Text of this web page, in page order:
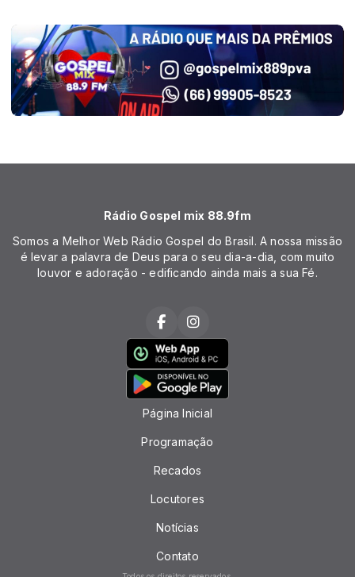
Rádio Gospel mix 88.9fm
Somos a Melhor Web Rádio Gospel do Brasil. A nossa missão
é levar a palavra de Deus para o seu dia-a-dia, com muito
louvor e adoração - edificando ainda mais a sua Fé.
Página Inicial
Programação
Recados
Locutores
Notícias
Contato